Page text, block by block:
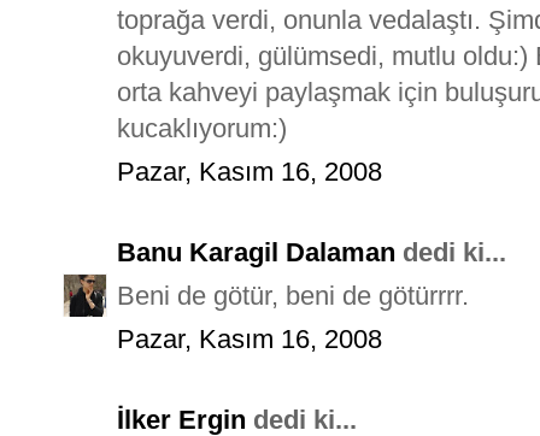
toprağa verdi, onunla vedalaştı.
okuyuverdi, gülümsedi, mutlu
orta kahveyi paylaşmak için
kucaklıyorum:)
Pazar, Kasım 16, 2008
Banu Karagil Dalaman dedi ki...
Beni de götür, beni de götürrrr.
Pazar, Kasım 16, 2008
İlker Ergin dedi ki...